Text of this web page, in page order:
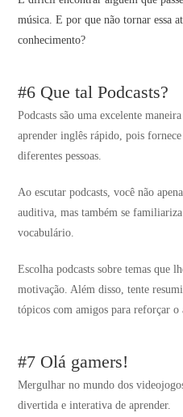
música. E por que não tornar essa
conhecimento?
#6 Que tal Podcasts?
Podcasts são uma excelente
aprender inglês rápido, pois
diferentes pessoas.
Ao escutar podcasts, você não
auditiva, mas também se
vocabulário.
Escolha podcasts sobre temas que
motivação. Além disso, tente
tópicos com amigos para reforçar o
#7 Olá gamers!
Mergulhar no mundo dos
divertida e interativa de aprender.